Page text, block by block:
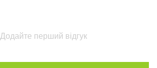
Додайте перший відгук